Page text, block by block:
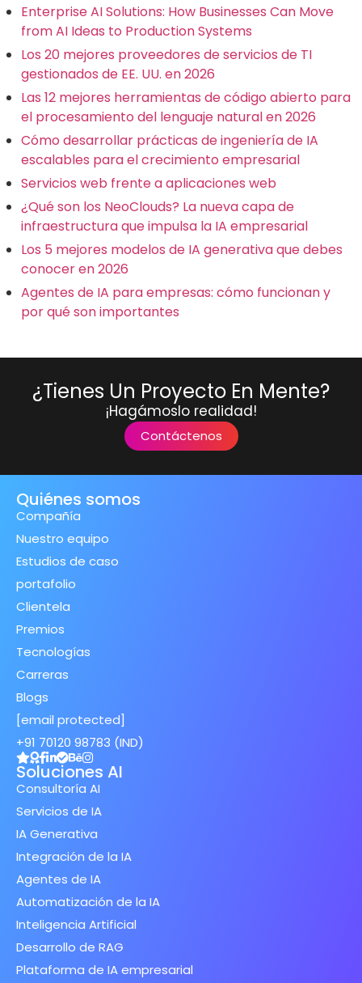
Enterprise AI Solutions: How Businesses Can Move
from AI Ideas to Production Systems
Los 20 mejores proveedores de servicios de TI
gestionados de EE. UU. en 2026
Las 12 mejores herramientas de código abierto para
el procesamiento del lenguaje natural en 2026
Cómo desarrollar prácticas de ingeniería de IA
escalables para el crecimiento empresarial
Servicios web frente a aplicaciones web
¿Qué son los NeoClouds? La nueva capa de
infraestructura que impulsa la IA empresarial
Los 5 mejores modelos de IA generativa que debes
conocer en 2026
Agentes de IA para empresas: cómo funcionan y
por qué son importantes
¿Tienes Un Proyecto En Mente?
¡Hagámoslo realidad!
Contáctenos
Quiénes somos
Compañía
Nuestro equipo
Estudios de caso
portafolio
Clientela
Premios
Tecnologías
Carreras
Blogs
[email protected]
+91 70120 98783 (IND)
Soluciones AI
Consultoría AI
Servicios de IA
IA Generativa
Integración de la IA
Agentes de IA
Automatización de la IA
Inteligencia Artificial
Desarrollo de RAG
Plataforma de IA empresarial